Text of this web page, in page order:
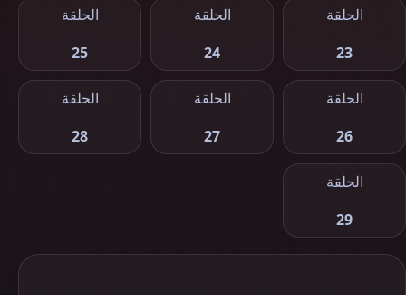
الحلقة
23
الحلقة
24
الحلقة
25
الحلقة
26
الحلقة
27
الحلقة
28
الحلقة
29